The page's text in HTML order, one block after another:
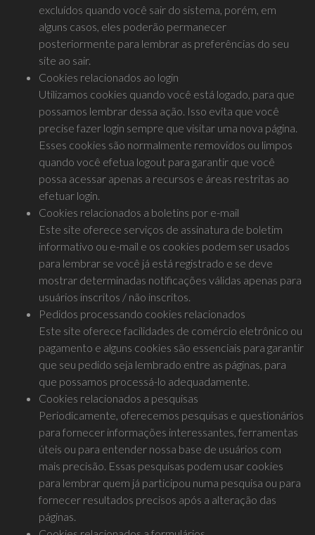
excluídos quando você sair do sistema, porém, em
alguns casos, eles poderão permanecer
posteriormente para lembrar as preferências do seu
site ao sair.
Cookies relacionados ao login
Utilizamos cookies quando você está logado, para que
possamos lembrar dessa ação. Isso evita que você
precise fazer login sempre que visitar uma nova página.
Esses cookies são normalmente removidos ou limpos
quando você efetua logout para garantir que você
possa acessar apenas a recursos e áreas restritas ao
efetuar login.
Cookies relacionados a boletins por e-mail
Este site oferece serviços de assinatura de boletim
informativo ou e-mail e os cookies podem ser usados ​​
para lembrar se você já está registrado e se deve
mostrar determinadas notificações válidas apenas para
usuários inscritos / não inscritos.
Pedidos processando cookies relacionados
Este site oferece facilidades de comércio eletrônico ou
pagamento e alguns cookies são essenciais para garantir
que seu pedido seja lembrado entre as páginas, para
que possamos processá-lo adequadamente.
Cookies relacionados a pesquisas
Periodicamente, oferecemos pesquisas e questionários
para fornecer informações interessantes, ferramentas
úteis ou para entender nossa base de usuários com
mais precisão. Essas pesquisas podem usar cookies
para lembrar quem já participou numa pesquisa ou para
fornecer resultados precisos após a alteração das
páginas.